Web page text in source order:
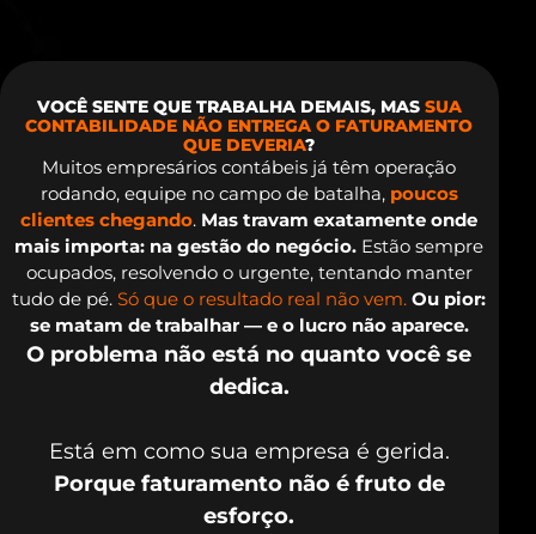
VOCÊ SENTE QUE TRABALHA DEMAIS, MAS SUA
CONTABILIDADE NÃO ENTREGA O FATURAMENTO
QUE DEVERIA?
Muitos empresários contábeis já têm operação
rodando, equipe no campo de batalha, poucos
clientes chegando. Mas travam exatamente onde
mais importa: na gestão do negócio. Estão sempre
ocupados, resolvendo o urgente, tentando manter
tudo de pé.Só que o resultado real não vem. Ou pior:
se matam de trabalhar — e o lucro não aparece.
O problema não está no quanto você se
dedica.
Está em como sua empresa é gerida.
Porque faturamento não é fruto de
esforço.